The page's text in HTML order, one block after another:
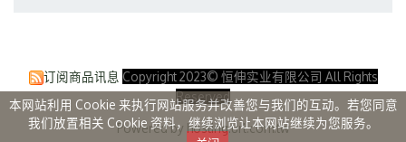
订阅商品讯息 Copyright 2023© 恒伸实业有限公司 All Rights
Reserved
Powered by hosting.url.com.tw
本网站利用 Cookie 来执行网站服务并改善您与我们的互动。若您同意
我们放置相关 Cookie 资料，继续浏览让本网站继续为您服务。